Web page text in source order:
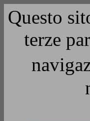
Questo
terze